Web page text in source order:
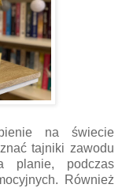
na świecie
tajniki zawodu
planie, podczas
Również